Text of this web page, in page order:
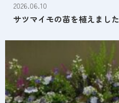
2026.06.10
サツマイモの苗を植えました